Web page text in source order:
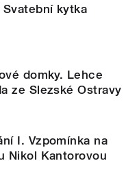
Svatební kytka
domky. Lehce
ze Slezské Ostravy
I. Vzpomínka na
Nikol Kantorovou